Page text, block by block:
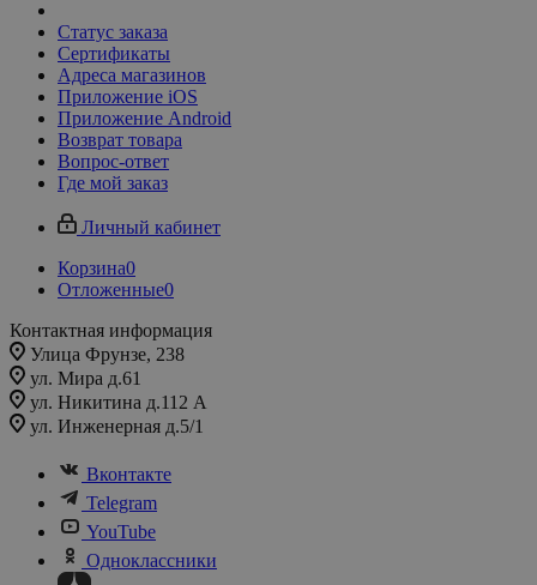
Статус заказа
Сертификаты
Адреса магазинов
Приложение iOS
Приложение Android
Возврат товара
Вопрос-ответ
Где мой заказ
Личный кабинет
Корзина0
Отложенные0
Контактная информация
Улица Фрунзе, 238​
ул. Мира д.61
ул. Никитина д.112 А
ул. Инженерная д.5/1
Вконтакте
Telegram
YouTube
Одноклассники